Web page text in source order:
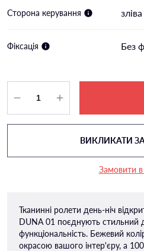
Сторона керування зліва
Фіксація Без
ВИКЛИКАТИ
Замовити в
Тканинні ролети день-ніч
DUNA 01 поєднують стильний
функціональність. Бежевий
окрасою вашого інтер'єру, а